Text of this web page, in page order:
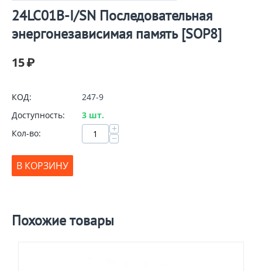
24LC01B-I/SN Последовательная
энергонезависимая память [SOP8]
15₽
КОД:
247-9
Доступность:
3 шт.
Кол-во:
+
−
В КОРЗИНУ
Похожие товары